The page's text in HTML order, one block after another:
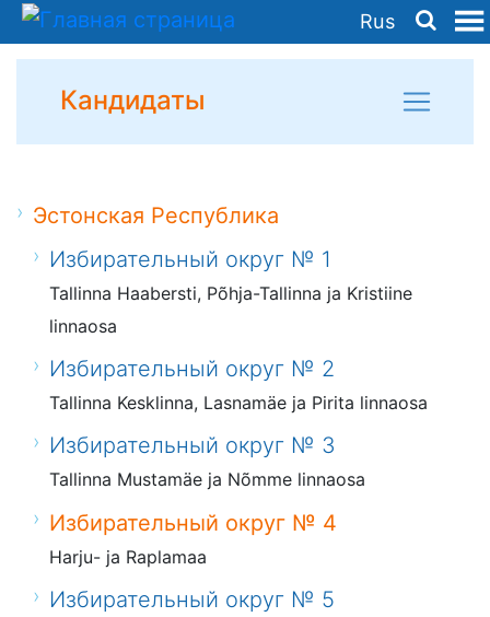
Rus
Кандидаты
Эстонская Республика
Избирательный округ № 1
Tallinna Haabersti, Põhja-Tallinna ja Kristiine
linnaosa
Избирательный округ № 2
Tallinna Kesklinna, Lasnamäe ja Pirita linnaosa
Избирательный округ № 3
Tallinna Mustamäe ja Nõmme linnaosa
Избирательный округ № 4
Harju- ja Raplamaa
Избирательный округ № 5